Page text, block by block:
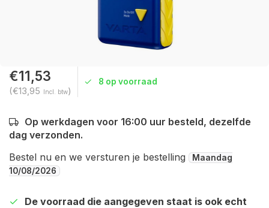
€11,53
(€13,95 Incl. btw)
8 op voorraad
Op werkdagen voor 16:00 uur besteld, dezelfde
dag verzonden.
Bestel nu en we versturen je bestelling
Maandag
10/08/2026
De voorraad die aangegeven staat is ook echt